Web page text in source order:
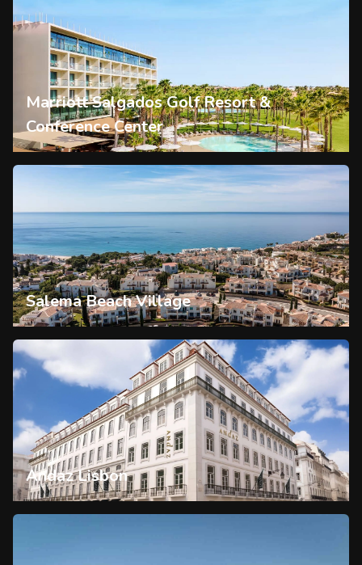
Marriott Salgados Golf Resort &
Conference Center
Salema Beach Village
Andaz Lisbon